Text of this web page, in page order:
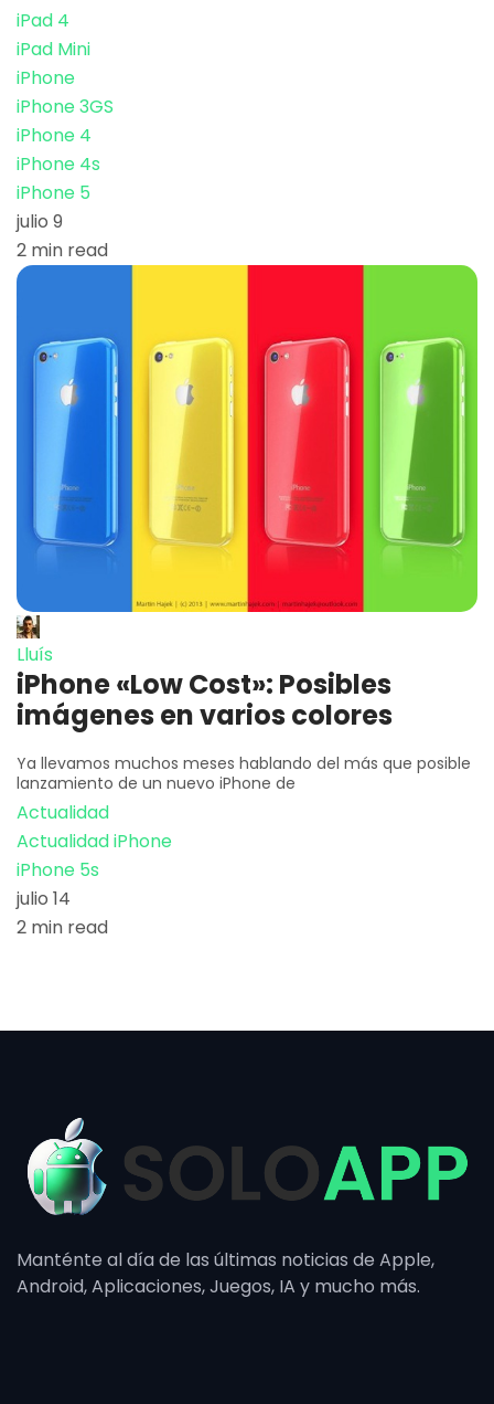
iPad 4
iPad Mini
iPhone
iPhone 3GS
iPhone 4
iPhone 4s
iPhone 5
julio 9
2 min read
Lluís
iPhone «Low Cost»: Posibles
imágenes en varios colores
Ya llevamos muchos meses hablando del más que posible
lanzamiento de un nuevo iPhone de
Actualidad
Actualidad iPhone
iPhone 5s
julio 14
2 min read
Manténte al día de las últimas noticias de Apple,
Android, Aplicaciones, Juegos, IA y mucho más.